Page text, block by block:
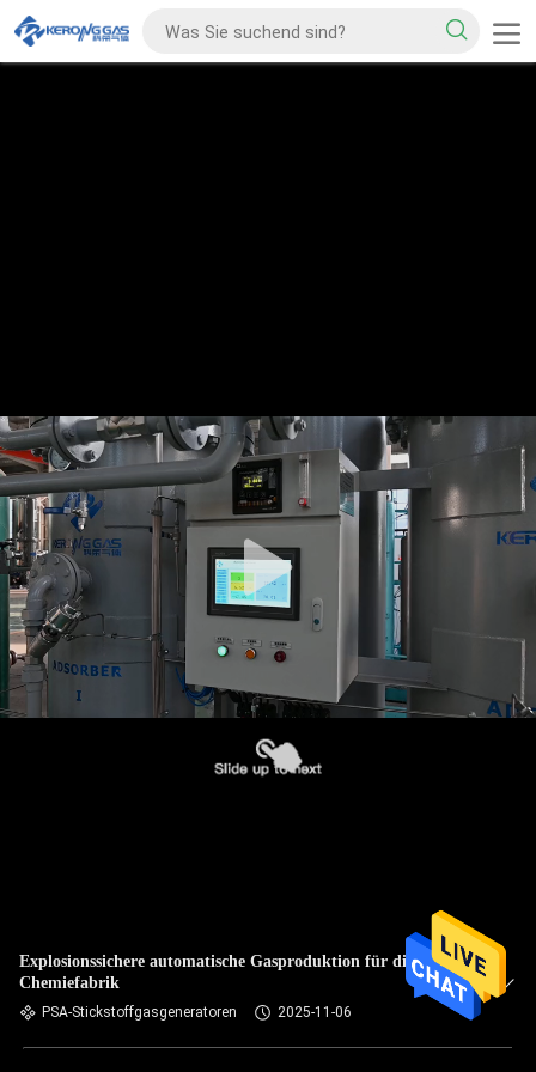
Explosionssichere automatische Gasproduktion für die
Chemiefabrik
PSA-Stickstoffgasgeneratoren 2025-11-06